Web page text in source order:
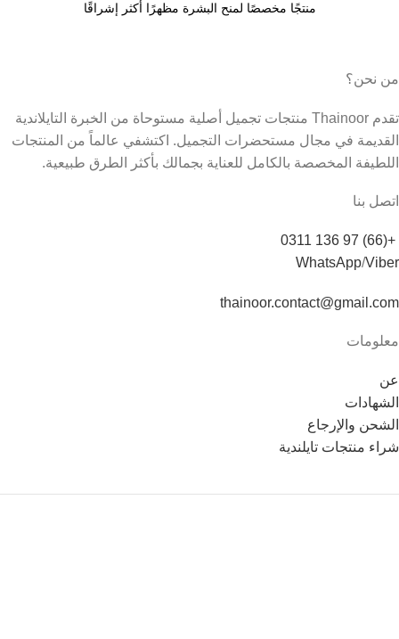
منتجًا مخصصًا لمنح البشرة مظهرًا أكثر إشراقًا
من نحن؟
تقدم Thainoor منتجات تجميل أصلية مستوحاة من الخبرة التايلاندية
القديمة في مجال مستحضرات التجميل. اكتشفي عالماً من المنتجات
اللطيفة المخصصة بالكامل للعناية بجمالك بأكثر الطرق طبيعية.
اتصل بنا
+(66) 97 136 0311
WhatsApp/Viber
thainoor.contact@gmail.com
معلومات
عن
الشهادات
الشحن والإرجاع
شراء منتجات تايلندية